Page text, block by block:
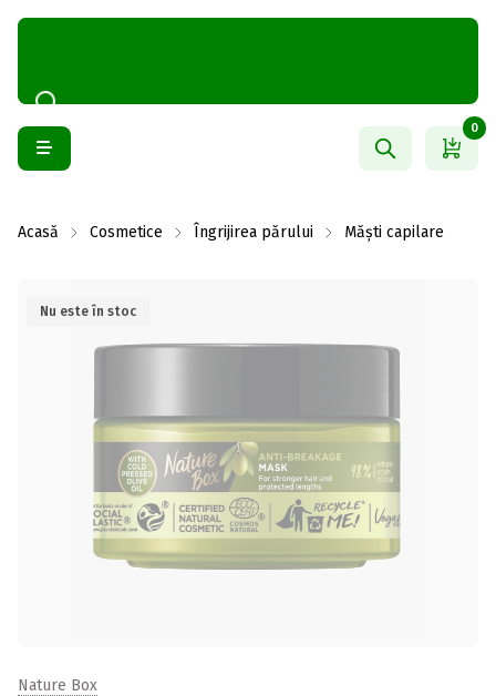
0
Acasă Cosmetice Îngrijirea părului Măști capilare
Nu este în stoc
Nature Box